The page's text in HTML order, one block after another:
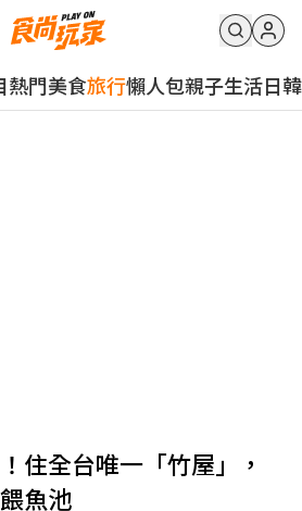
熱門美食旅行懶人包親子生活日韓
住全台唯一「竹屋」，
魚池